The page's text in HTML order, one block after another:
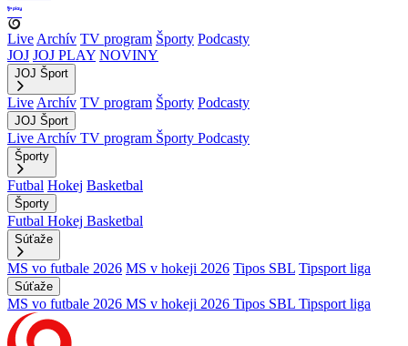
Live Archív TV program Športy Podcasty
JOJ JOJ PLAY NOVINY
JOJ Šport
Live Archív TV program Športy Podcasty
JOJ Šport
Live Archív TV program Športy Podcasty
Športy
Futbal Hokej Basketbal
Športy
Futbal Hokej Basketbal
Súťaže
MS vo futbale 2026 MS v hokeji 2026 Tipos SBL Tipsport liga
Súťaže
MS vo futbale 2026 MS v hokeji 2026 Tipos SBL Tipsport liga